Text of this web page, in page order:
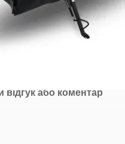
відгук або коментар